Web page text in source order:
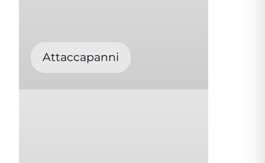
Attaccapanni